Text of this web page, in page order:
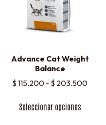
Advance Cat Weight
Balance
$ 115.200 - $ 203.500
Seleccionar opciones